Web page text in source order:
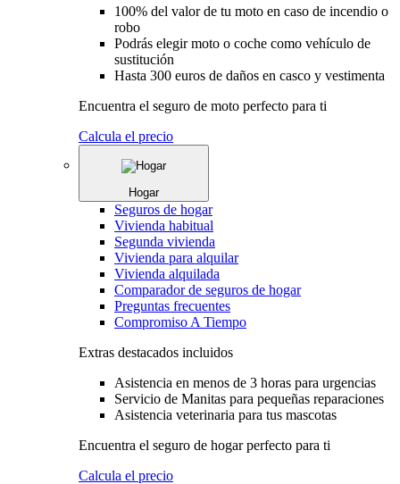
100% del valor de tu moto en caso de incendio o
robo
Podrás elegir moto o coche como vehículo de
sustitución
Hasta 300 euros de daños en casco y vestimenta
Encuentra el seguro de moto perfecto para ti
Calcula el precio
Hogar
Seguros de hogar
Vivienda habitual
Segunda vivienda
Vivienda para alquilar
Vivienda alquilada
Comparador de seguros de hogar
Preguntas frecuentes
Compromiso A Tiempo
Extras destacados incluidos
Asistencia en menos de 3 horas para urgencias
Servicio de Manitas para pequeñas reparaciones
Asistencia veterinaria para tus mascotas
Encuentra el seguro de hogar perfecto para ti
Calcula el precio